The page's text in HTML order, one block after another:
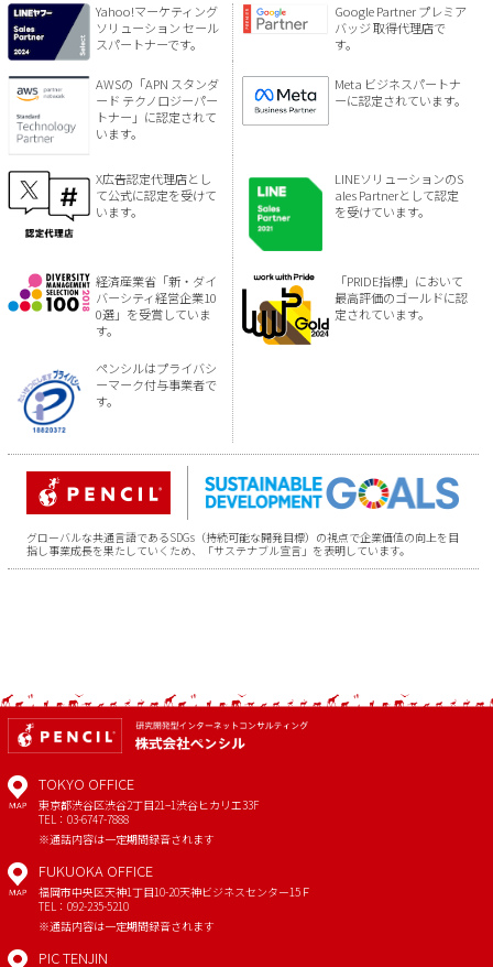
Yahoo!マーケティング
ソリューション セール
スパートナーです。
Google Partner プレミア
バッジ 取得代理店で
す。
AWSの「APN スタンダ
ード テクノロジーパー
トナー」に認定されて
います。
Meta ビジネスパートナ
ーに認定されています。
X広告認定代理店とし
て公式に認定を受けて
います。
LINEソリューションのS
ales Partnerとして認定
を受けています。
経済産業省「新・ダイ
バーシティ経営企業10
0選」を受賞していま
す。
「PRIDE指標」において
最高評価のゴールドに認
定されています。
ペンシルはプライバシ
ーマーク付与事業者で
す。
グローバルな共通言語であるSDGs（持続可能な開発目標）の視点で企業価値の向上を目
指し事業成長を果たしていくため、「サステナブル宣言」を表明しています。
MAP
TOKYO OFFICE
東京都渋谷区渋谷2丁目21−1渋谷ヒカリエ33F
TEL：03-6747-7888
※通話内容は一定期間録音されます
MAP
FUKUOKA OFFICE
福岡市中央区天神1丁目10-20天神ビジネスセンター15Ｆ
TEL：092-235-5210
※通話内容は一定期間録音されます
PIC TENJIN